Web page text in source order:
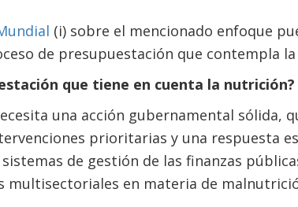
(i) sobre el mencionado enfoque
de presupuestación que contempla
que tiene en cuenta la nutrición?
una acción gubernamental sólida,
prioritarias y una respuesta
de gestión de las finanzas
multisectoriales en materia de